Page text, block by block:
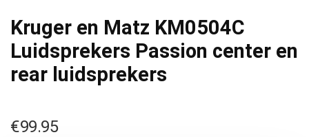
Kruger en Matz KM0504C
Luidsprekers Passion center en
rear luidsprekers
€99.95